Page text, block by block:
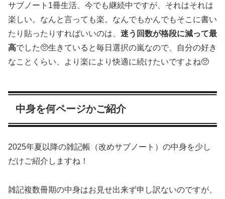
サブノート1冊生活、今でも継続中ですが、それはそれは
楽しい。なんと言っても楽。なんでもかんでもそこに書い
たり貼ったりすればいいのは、 迷う回数が格段に減って最
高でした🥺生きていると毎日選択の嵐なので、自分の好き
なことくらい、より楽により快適に続けたいですよね🥺
中身を何ページかご紹介
2025年夏以降の雑記帳（改めサブノート）の中身を少し
だけご紹介しますね！
雑記複数冊期の中身はお見せ出来ず申し訳ないのですが、